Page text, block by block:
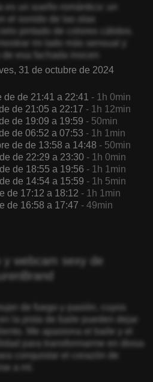
es un sueño romántico: un
el sonido de las olas
pintado de colores cálidos.
mi lado más sensual y
esa fachada inocen
31 de octubre de 2024
de de 21:41 a 22:41 - 1h 0min
de 21:05 a 22:17 - 1h 12min
de 19:09 a 19:59 - 50min
de 06:52 a 07:53 - 1h 1min
de de 13:58 a 14:48 - 50min
de 22:29 a 23:30 - 1h 0min
de 18:55 a 19:56 - 1h 1min
de 14:54 a 15:59 - 1h 5min
de 17:12 a 18:12 - 1h 1min
de 16:58 a 17:47 - 49min
y webcam sexy de
de fuego y pasión, cuyos
la pista de baile pueden dejar
Me apasiona el baile y el
para transformarme en diosa
conquistar el corazón de
a mí.